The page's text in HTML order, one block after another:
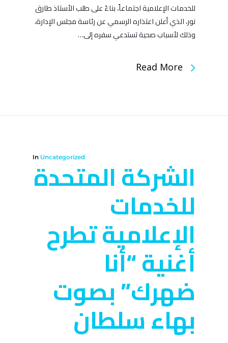
للخدمات الإعلامية اجتماعاً، بناءً على طلب الأستاذ طارق
نور، الذي أعلن اعتذاره الرسمي عن رئاسة مجلس الإدارة،
وذلك لأسباب صحية تستدعي سفره إلى…
Read More
In Uncategorized
الشركة المتحدة
للخدمات
الإعلامية تطرح
أغنية “أنا
ضهرك” بصوت
بهاء سلطان